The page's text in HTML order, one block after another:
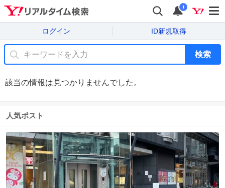
i
ログイン ID新規取得
検索
該当の情報は見つかりませんでした。
人気ポスト